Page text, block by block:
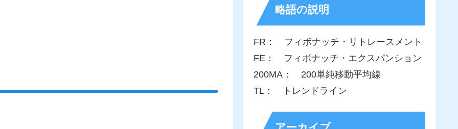
略語の説明
FR： フィボナッチ・リトレースメント
FE： フィボナッチ・エクスパンション
200MA： 200単純移動平均線
TL： トレンドライン